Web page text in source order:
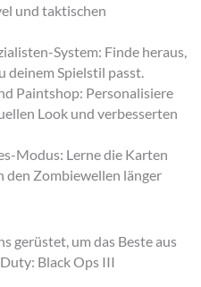
und taktischen
System: Finde heraus,
deinem Spielstil passt.
Paintshop: Personalisiere
Look und verbesserten
Modus: Lerne die Karten
den Zombiewellen länger
gerüstet, um das Beste aus
Black Ops III